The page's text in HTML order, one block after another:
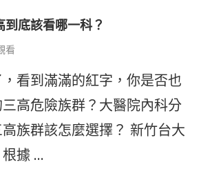
底該看哪一科？
看
看到滿滿的紅字，你是否也
高危險族群？大醫院內科分
族群該怎麼選擇？ 新竹台大
根據 …